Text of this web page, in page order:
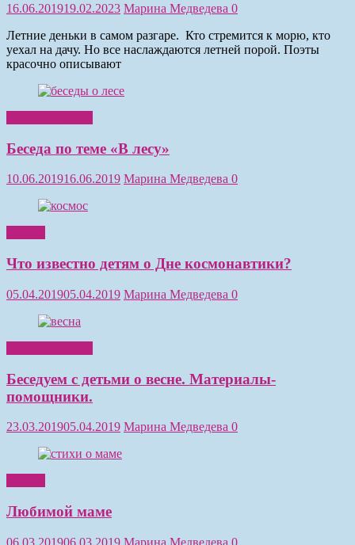
16.06.201919.02.2023 Марина Медведева 0
Летние деньки в самом разгаре. Кто стремится к морю, кто
уехал на дачу. Но все наслаждаются летней порой. Поэты
красочно описывают
Беседа по теме «В лесу»
10.06.201916.06.2019 Марина Медведева 0
Что известно детям о Дне космонавтики?
05.04.201905.04.2019 Марина Медведева 0
Беседуем с детьми о весне. Материалы-
помощники.
23.03.201905.04.2019 Марина Медведева 0
Любимой маме
06.03.201906.03.2019 Марина Медведева 0